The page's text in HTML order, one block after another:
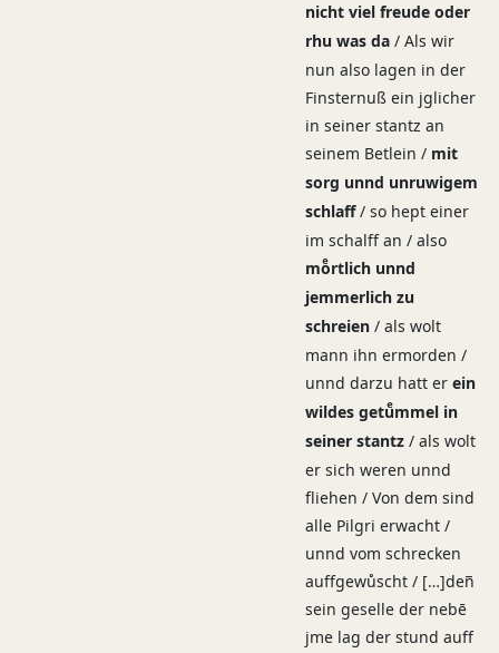
nicht viel freude oder
rhu was da / Als wir
nun also lagen in der
Finsternuß ein jglicher
in seiner stantz an
seinem Betlein / mit
sorg unnd unruwigem
schlaff/ so hept einer
im schalff an / also
moͤrtlich unnd
jemmerlich zu
schreien / als wolt
mann ihn ermorden /
unnd darzu hatt er ein
wildes getuͤmmel in
seiner stantz / als wolt
er sich weren unnd
fliehen / Von dem sind
alle Pilgri erwacht /
unnd vom schrecken
auffgewůscht / […]den̅
sein geselle der nebē
jme lag der stund auff